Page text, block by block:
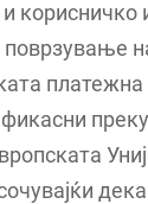
корисничко